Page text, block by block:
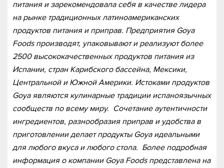
питания и зарекомендовала себя в качестве лидера
на рынке традиционных латиноамериканских
продуктов питания и приправ. Предприятия Goya
Foods производят, упаковывают и реализуют более
2500 высококачественных продуктов питания из
Испании, стран Карибского бассейна, Мексики,
Центральной и Южной Америки. Истоками продуктов
Goya являются кулинарные традиции испаноязычных
сообществ по всему миру. Сочетание аутентичности
ингредиентов, разнообразия приправ и удобства в
приготовлении делает продукты Goya идеальными
для любого вкуса и любого стола. Более подробная
информация о компании Goya Foods представлена на